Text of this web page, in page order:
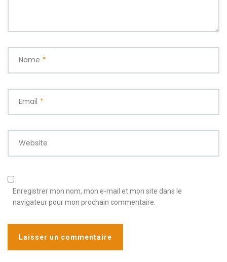
Name *
Email *
Website
Enregistrer mon nom, mon e-mail et mon site dans le
navigateur pour mon prochain commentaire.